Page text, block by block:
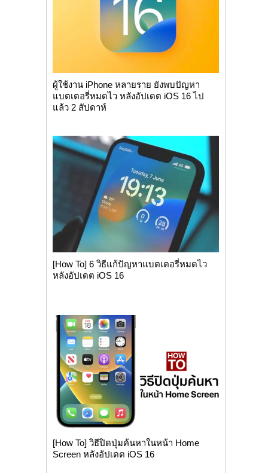
ผู้ใช้งาน iPhone หลายราย ยังพบปัญหา
แบตเตอรี่หมดไว หลังอัปเดต iOS 16 ไป
แล้ว 2 สัปดาห์
[How To] 6 วิธีแก้ปัญหาแบตเตอรี่หมดไว
หลังอัปเดต iOS 16
[How To] วิธีปิดปุ่มค้นหาในหน้า Home
Screen หลังอัปเดต iOS 16